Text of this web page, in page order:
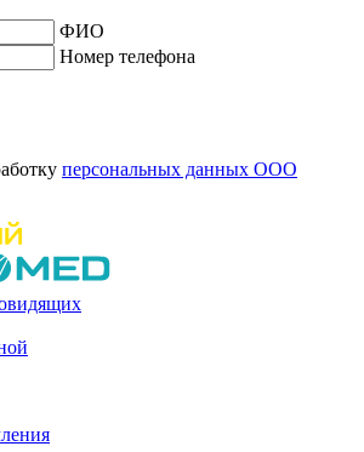
ФИО
Номер телефона
персональных данных ООО